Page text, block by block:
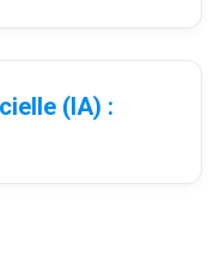
(IA) :